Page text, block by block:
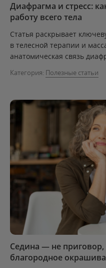
Диафрагма и стресс:
работу всего тела
Статья раскрывает
в телесной терапии и
анатомическая связь
Категория: Полезные статьи
Седина — не приговор,
благородное